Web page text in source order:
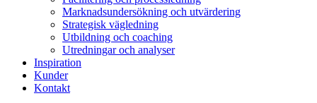
Marknadsundersökning och utvärdering
Strategisk vägledning
Utbildning och coaching
Utredningar och analyser
Inspiration
Kunder
Kontakt